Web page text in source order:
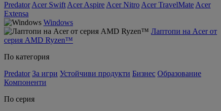
Predator Acer Swift Acer Aspire Acer Nitro Acer TravelMate Acer
Extensa
Windows
Лаптопи на Acer от
серия AMD Ryzen™
По категория
Predator За игри Устойчиви продукти Бизнес Образование
Компоненти
По серия